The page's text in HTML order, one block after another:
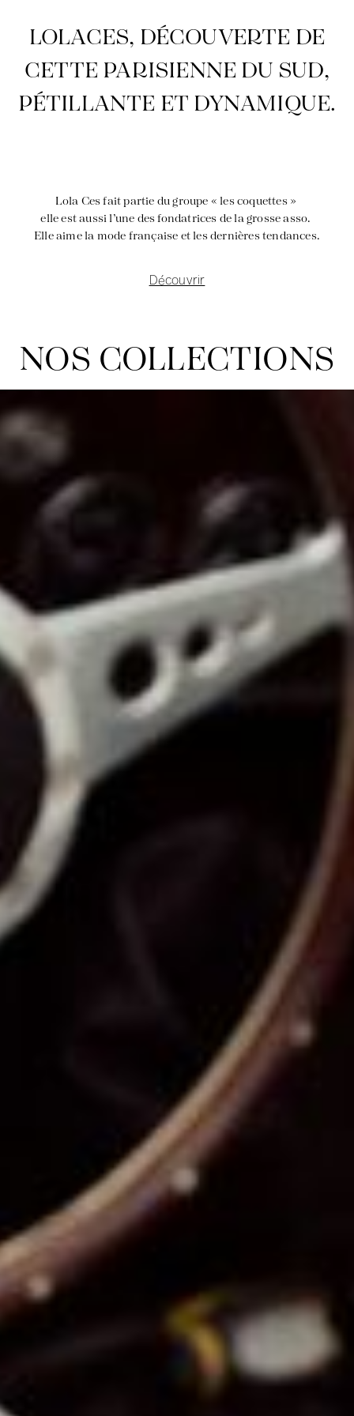
Notre actualité dans le journal
LOLACES, DÉCOUVERTE DE
CETTE PARISIENNE DU SUD,
PÉTILLANTE ET DYNAMIQUE.
Lola Ces fait partie du groupe « les coquettes »
elle est aussi l’une des fondatrices de la grosse asso.
Elle aime la mode française et les dernières tendances.
Découvrir
NOS COLLECTIONS